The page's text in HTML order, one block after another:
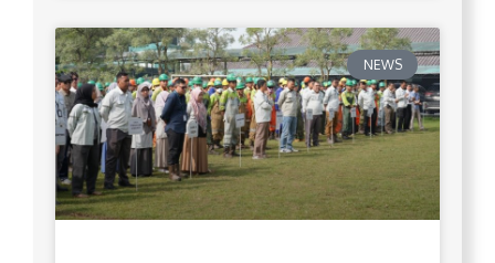
NEWS